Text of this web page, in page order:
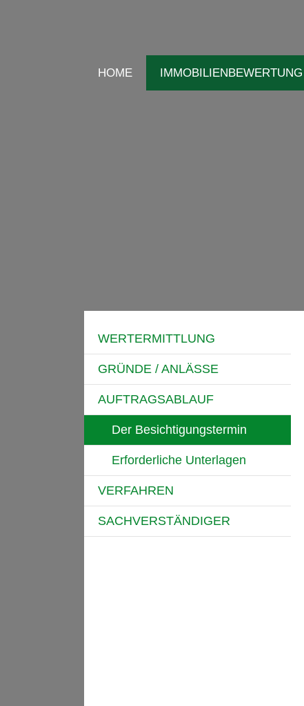
HOME IMMOBILIENBEWERTUNG
WERTERMITTLUNG
GRÜNDE / ANLÄSSE
AUFTRAGSABLAUF
Der Besichtigungstermin
Erforderliche Unterlagen
VERFAHREN
SACHVERSTÄNDIGER